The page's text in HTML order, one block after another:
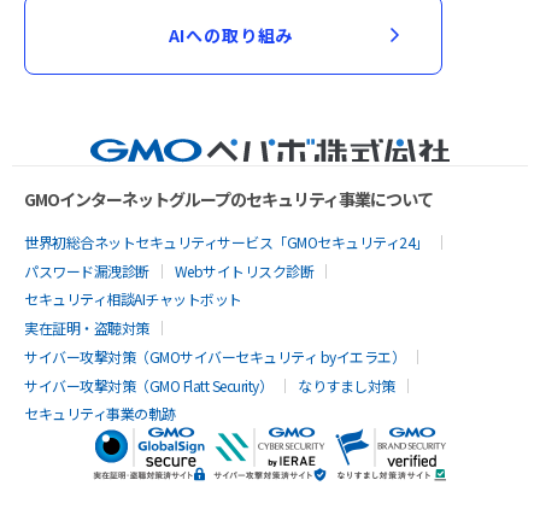
AIへの取り組み
GMOインターネットグループのセキュリティ事業について
世界初総合ネットセキュリティサービス「GMOセキュリティ24」
パスワード漏洩診断
Webサイトリスク診断
セキュリティ相談AIチャットボット
実在証明・盗聴対策
サイバー攻撃対策（GMOサイバーセキュリティ byイエラエ）
サイバー攻撃対策（GMO Flatt Security）
なりすまし対策
セキュリティ事業の軌跡